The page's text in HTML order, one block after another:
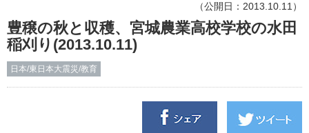
（公開日：2013.10.11）
豊穣の秋と収穫、宮城農業高校学校の水田
稲刈り(2013.10.11)
日本/東日本大震災/教育